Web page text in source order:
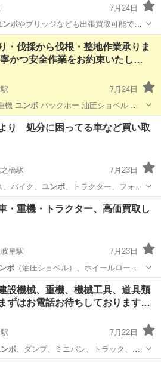
7月24日
ンボやブリッジなども出張買取可能です
リサイクルショップ 農機具
・伐採から伐根・整地作業承りま
かつ安全作業をお約束いたし…
7月24日
機 ユンボバックホー 油圧ショベル 農
便利屋 無料
り 処分に困ってる車など買い取
橋駅
7月23日
バイク、 ユンボ、トラクター、フォー
駅 不用品買取 ユンボ
・重機・トラクター、高価買取し
阜駅
7月23日
ボ（油圧ショベル）、ホイールローダ
駅 その他
設機械、重機、機械工具、道具類
はお電話お待ちしております…
7月22日
ボ、ダンプ、ミニバン、トラック、フ